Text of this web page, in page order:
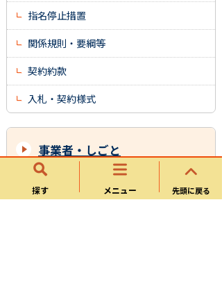
探す メニュー 先頭に戻る
指名停止措置
関係規則・要綱等
契約約款
入札・契約様式
事業者・しごと
入札・契約情報